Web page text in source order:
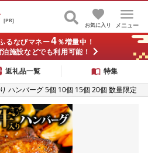
[PR]
メニュー
お気に入り
るなびマネー4％増量中！
施設などでも利用可能！
返礼品一覧
特集
ハンバーグ 5個 10個 15個 20個 数量限定
冷凍 近江小判 ハンバーグ ギフト 近江牛
牛肉 和牛 黒毛和牛 贈答 ブランド 贈り物 大
シー はんばーぐ 好評 神戸牛 松阪牛 に並ぶ
牛 滋賀県 竜王町 岡喜